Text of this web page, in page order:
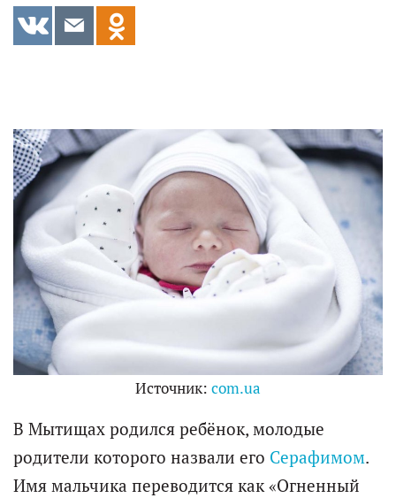
Источник: com.ua
В Мытищах родился ребёнок, молодые
родители которого назвали его Серафимом.
Имя мальчика переводится как «Огненный